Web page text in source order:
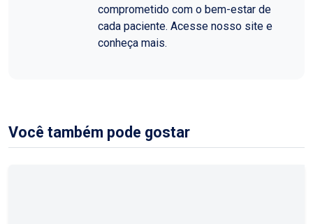
comprometido com o bem-estar de
cada paciente. Acesse nosso site e
conheça mais.
Você também pode gostar